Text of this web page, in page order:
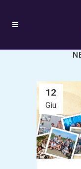
12
Giu